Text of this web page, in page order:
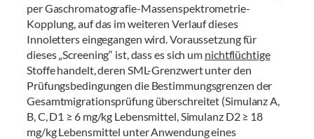
per Gaschromatografie-Massenspektrometrie-
Kopplung, auf das im weiteren Verlauf dieses
Innoletters eingegangen wird. Voraussetzung für
dieses „Screening“ ist, dass es sich um nichtflüchtige
Stoffe handelt, deren SML-Grenzwert unter den
Prüfungsbedingungen die Bestimmungsgrenzen der
Gesamtmigrationsprüfung überschreitet (Simulanz A,
B, C, D1 ≥ 6 mg/kg Lebensmittel, Simulanz D2 ≥ 18
mg/kg Lebensmittel unter Anwendung eines